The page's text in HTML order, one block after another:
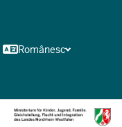
Românesc